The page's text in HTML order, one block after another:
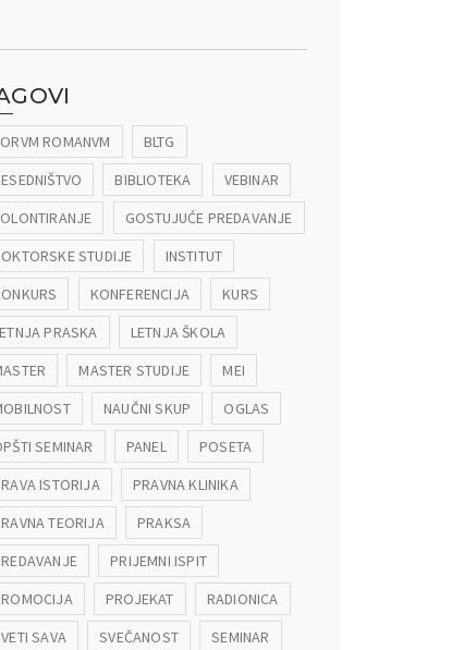
ROMANVM
BLTG
BIBLIOTEKA
VEBINAR
GOSTUJUĆE PREDAVANJE
STUDIJE
INSTITUT
KONFERENCIJA
KURS
PRASKA
LETNJA ŠKOLA
MASTER STUDIJE
MEI
NAUČNI SKUP
OGLAS
SEMINAR
PANEL
POSETA
ISTORIJA
PRAVNA KLINIKA
TEORIJA
PRAKSA
PRIJEMNI ISPIT
PROJEKAT
RADIONICA
SAVA
SVEČANOST SEMINAR